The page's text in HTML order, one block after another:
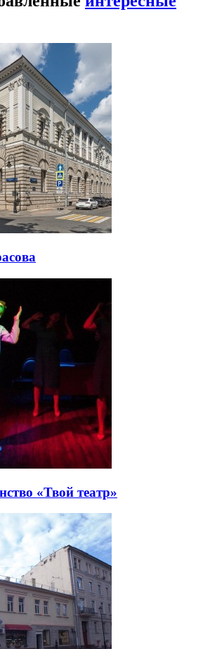
«Твой театр»